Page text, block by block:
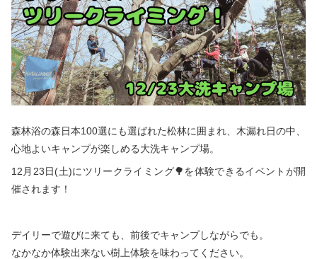
海辺キャンプ 川辺キャンプ
湖畔キャンプ
利用規約
プライバシーポリシー
森林浴の森日本100選にも選ばれた松林に囲まれ、木漏れ日の中、
心地よいキャンプが楽しめる大洗キャンプ場。
12月23日(土)にツリークライミング🌳を体験できるイベントが開
催されます！
デイリーで遊びに来ても、前後でキャンプしながらでも。
なかなか体験出来ない樹上体験を味わってください。